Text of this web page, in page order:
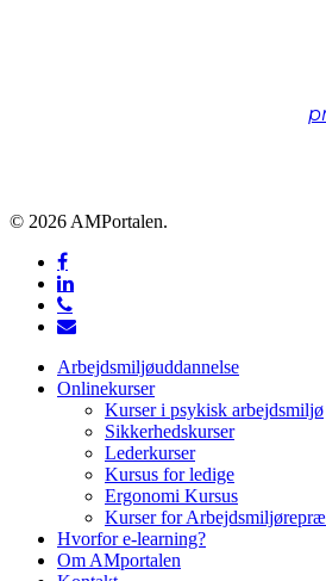
© 2026 AMPortalen.
facebook
linkedin
phone
email
Close
Menu
Arbejdsmiljøuddannelse
Onlinekurser
Kurser i psykisk arbejdsmiljø
Sikkerhedskurser
Lederkurser
Kursus for ledige
Ergonomi Kursus
Kurser for
Hvorfor e-learning?
Om AMportalen